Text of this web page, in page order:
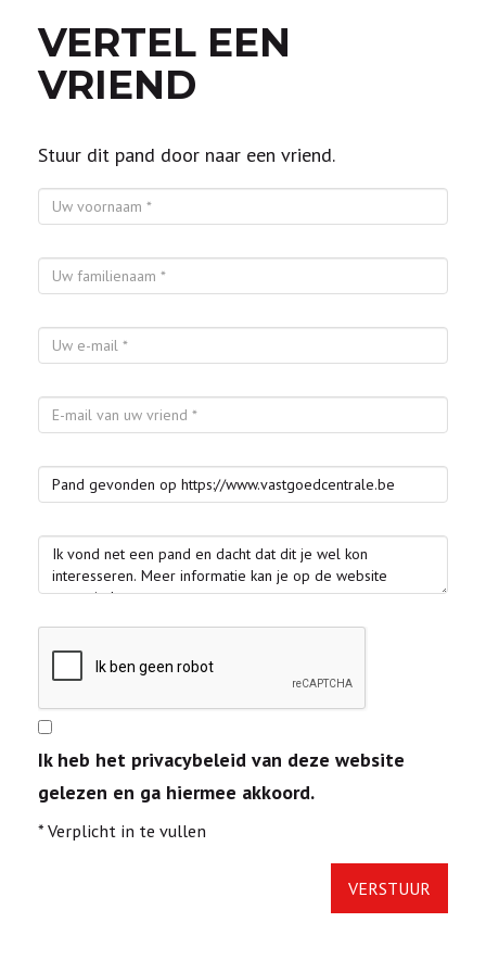
VERTEL EEN
VRIEND
Stuur dit pand door naar een vriend.
Ik heb het privacybeleid van deze website
gelezen en ga hiermee akkoord.
* Verplicht in te vullen